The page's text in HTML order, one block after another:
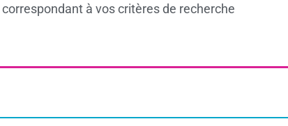
à vos critères de recherche